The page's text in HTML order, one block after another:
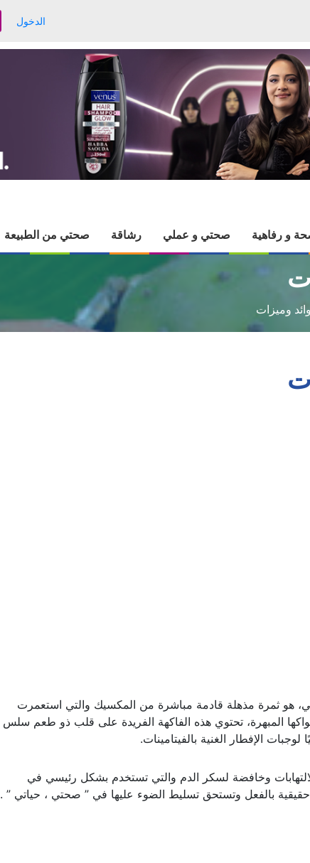
الدخول
و رفاهية صحتي و عملي رشاقة صحتي من الطبيعة
وميزات
هو ثمرة مذهلة قادمة مباشرة من المكسيك والتي استعمرت
المبهرة، تحتوي هذه الفاكهة الفريدة على قلب ذو طعم سلس
الإفطار الغنية بالفيتامينات.
وخافضة لسكر الدم والتي تستخدم بشكل رئيسي في
حقيقية بالفعل وتستحق تسليط الضوء عليها في ” صحتي ، حياتي ” .